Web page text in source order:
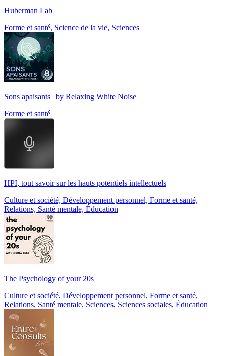
Huberman Lab
Forme et santé, Science de la vie, Sciences
Sons apaisants | by Relaxing White Noise
Forme et santé
HPI, tout savoir sur les hauts potentiels intellectuels
Culture et société, Développement personnel, Forme et santé,
Relations, Santé mentale, Éducation
The Psychology of your 20s
Culture et société, Développement personnel, Forme et santé,
Relations, Santé mentale, Sciences, Sciences sociales, Éducation